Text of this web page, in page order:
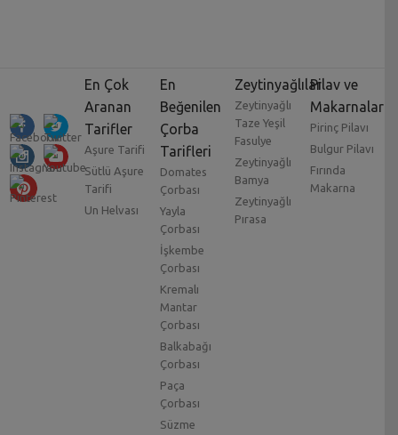
En Çok
Aranan
Tarifler
Aşure Tarifi
Sütlü Aşure
Tarifi
Un Helvası
En
Beğenilen
Çorba
Tarifleri
Domates
Çorbası
Yayla
Çorbası
İşkembe
Çorbası
Kremalı
Mantar
Çorbası
Balkabağı
Çorbası
Paça
Çorbası
Süzme
Zeytinyağlılar
Zeytinyağlı
Taze Yeşil
Fasulye
Zeytinyağlı
Bamya
Zeytinyağlı
Pırasa
Pilav ve
Makarnalar
Pirinç Pilavı
Bulgur Pilavı
Fırında
Makarna